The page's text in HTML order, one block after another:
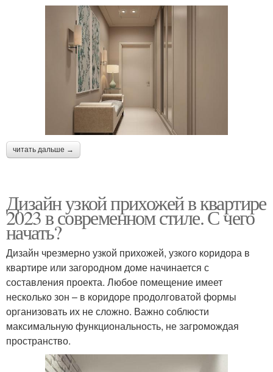
читать дальше →
Дизайн узкой прихожей в квартире
2023 в современном стиле. С чего
начать?
Дизайн чрезмерно узкой прихожей, узкого коридора в
квартире или загородном доме начинается с
составления проекта. Любое помещение имеет
несколько зон – в коридоре продолговатой формы
организовать их не сложно. Важно соблюсти
максимальную функциональность, не загромождая
пространство.